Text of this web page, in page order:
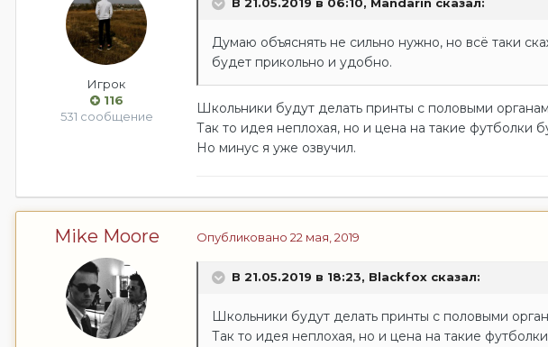
Игрок
116
531 сообщение
Думаю объяснять не сильно нужно, но всё таки
будет прикольно и удобно.
Школьники будут делать принты с половыми
Так то идея неплохая, но и цена на такие футболки
Но минус я уже озвучил.
Mike Moore Опубликовано 22 мая, 2019
В 21.05.2019 в 18:23, Blackfox сказал:
Школьники будут делать принты с половыми
Так то идея неплохая, но и цена на такие